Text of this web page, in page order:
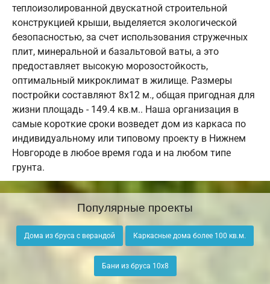
теплоизолированной двускатной строительной
конструкцией крыши, выделяется экологической
безопасностью, за счет использования стружечных
плит, минеральной и базальтовой ваты, а это
предоставляет высокую морозостойкость,
оптимальный микроклимат в жилище. Размеры
постройки составляют 8х12 м., общая пригодная для
жизни площадь - 149.4 кв.м.. Наша организация в
самые короткие сроки возведет дом из каркаса по
индивидуальному или типовому проекту в Нижнем
Новгороде в любое время года и на любом типе
грунта.
Популярные проекты
Дома из бруса с верандой Каркасные дома более 100 кв.м.
Бани из бруса 10х8